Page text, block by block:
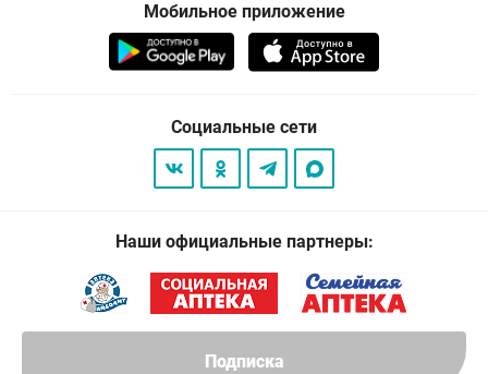
Подписка
Мобильное приложение
Социальные сети
Наши официальные партнеры: